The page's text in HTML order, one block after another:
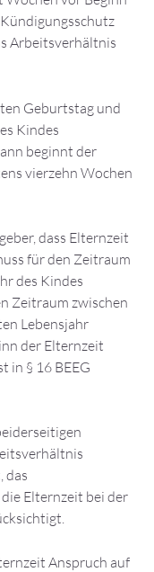
Arbeitsverhältnis
Geburtstag und
Kindes
beginnt der
vierzehn Wochen
dass Elternzeit
für den Zeitraum
des Kindes
Zeitraum zwischen
Lebensjahr
der Elternzeit
in § 16 BEEG
das
Elternzeit bei der
Anspruch auf